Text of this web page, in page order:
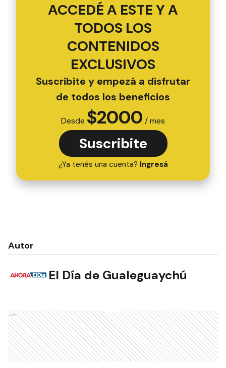
ACCEDÉ A ESTE Y A
TODOS LOS
CONTENIDOS
EXCLUSIVOS
Suscribite y empezá a disfrutar
de todos los beneficios
Desde $2000 / mes
Suscribite
¿Ya tenés una cuenta? Ingresá
Autor
El Día de Gualeguaychú
Ads